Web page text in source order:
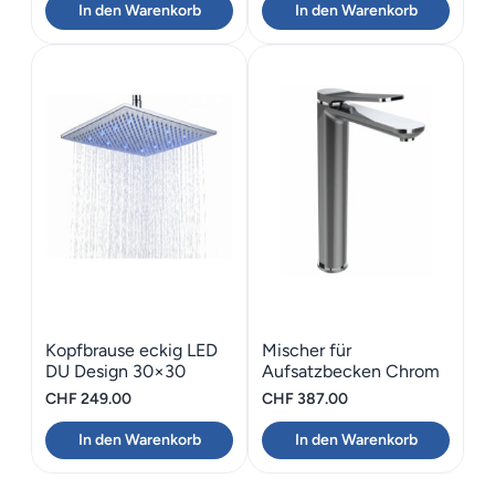
In den Warenkorb In den Warenkorb
Kopfbrause eckig LED
DU Design 30×30
CHF249.00
In den Warenkorb
Mischer für
Aufsatzbecken Chrom
BONGIO GIO2
CHF387.00
In den Warenkorb